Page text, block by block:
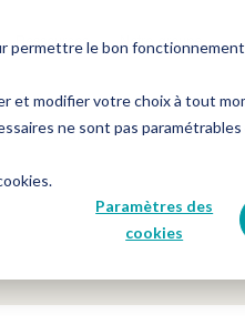
le bon
et modifier votre choix à tout
ne sont pas
.
Paramètres des
cookies
Ressources Notre groupe
newsletter !